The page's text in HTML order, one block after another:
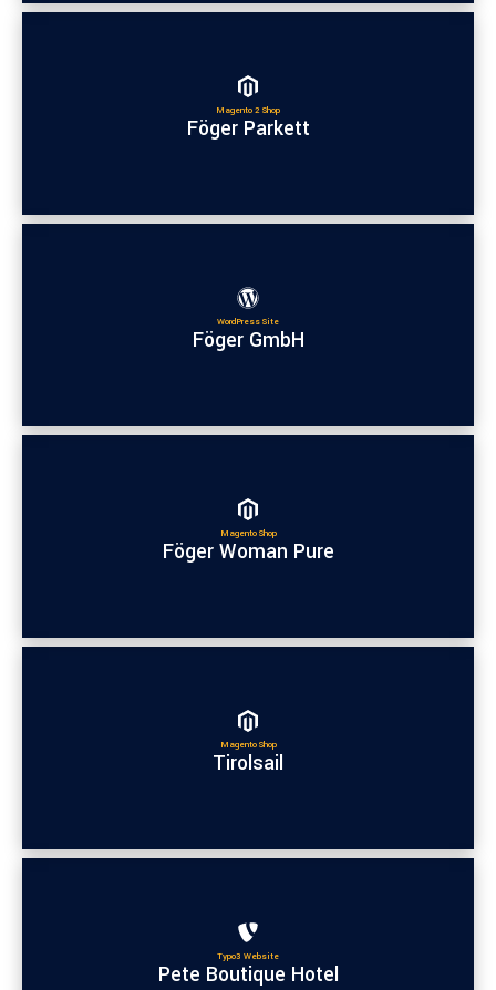
Magento 2 Shop
Föger Parkett
WordPress Site
Föger GmbH
Magento Shop
Föger Woman Pure
Magento Shop
Tirolsail
Typo3 Website
Pete Boutique Hotel